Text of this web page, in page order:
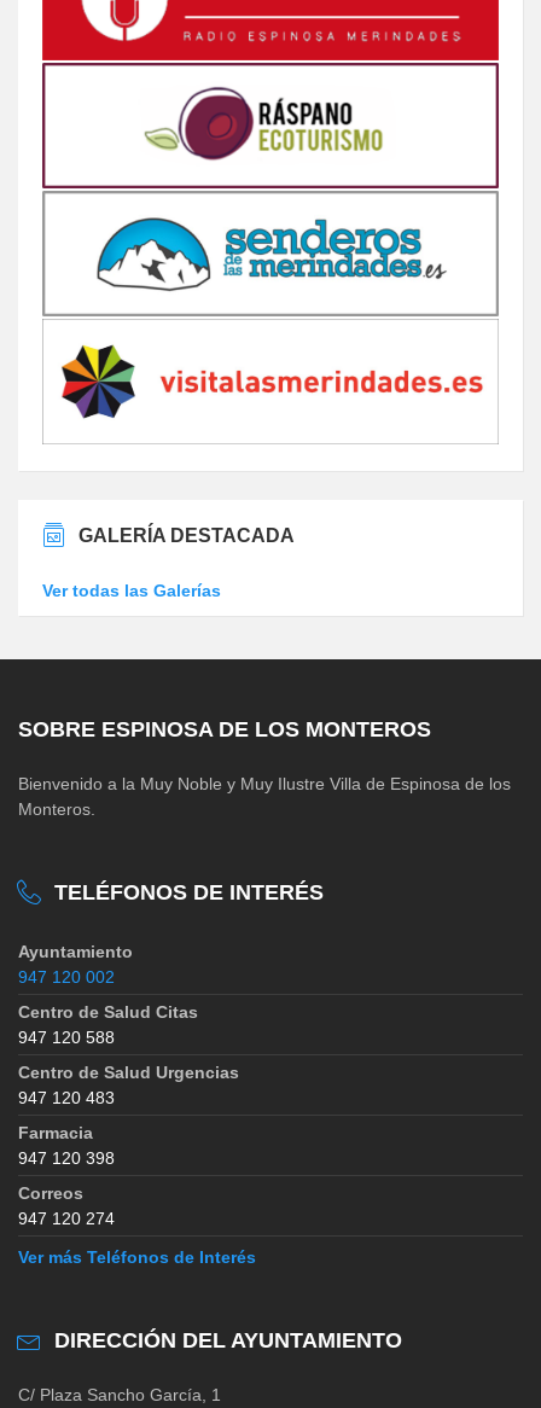
GALERÍA DESTACADA
Ver todas las Galerías
SOBRE ESPINOSA DE LOS MONTEROS
Bienvenido a la Muy Noble y Muy Ilustre Villa de Espinosa de los
Monteros.
TELÉFONOS DE INTERÉS
Ayuntamiento
947 120 002
Centro de Salud Citas
947 120 588
Centro de Salud Urgencias
947 120 483
Farmacia
947 120 398
Correos
947 120 274
Ver más Teléfonos de Interés
DIRECCIÓN DEL AYUNTAMIENTO
C/ Plaza Sancho García, 1